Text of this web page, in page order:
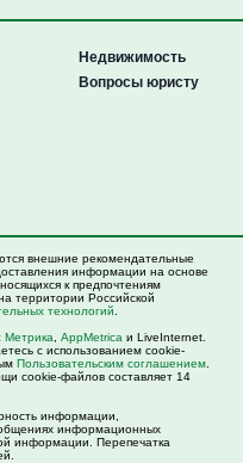
Недвижимость
Вопросы юристу
внешние рекомендательные
информации на основе
к предпочтениям
территории Российской
технологий
Метрика AppMetrica и LiveInternet.
с использованием cookie-
Пользовательским соглашением
cookie-файлов составляет 14
информации,
информационных
информации. Перепечатка